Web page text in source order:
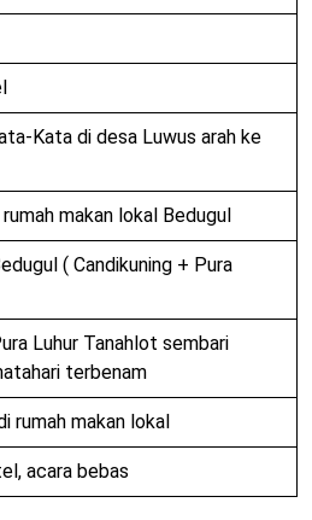
Kata di desa Luwus arah ke
makan lokal Bedugul
( Candikuning + Pura
Luhur Tanahlot sembari
terbenam
rumah makan lokal
acara bebas